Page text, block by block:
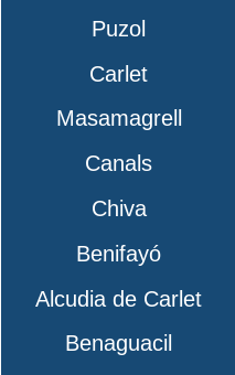
Puzol
Carlet
Masamagrell
Canals
Chiva
Benifayó
Alcudia de Carlet
Benaguacil